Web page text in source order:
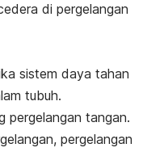
di pergelangan
sistem daya tahan
tubuh.
pergelangan tangan.
pergelangan